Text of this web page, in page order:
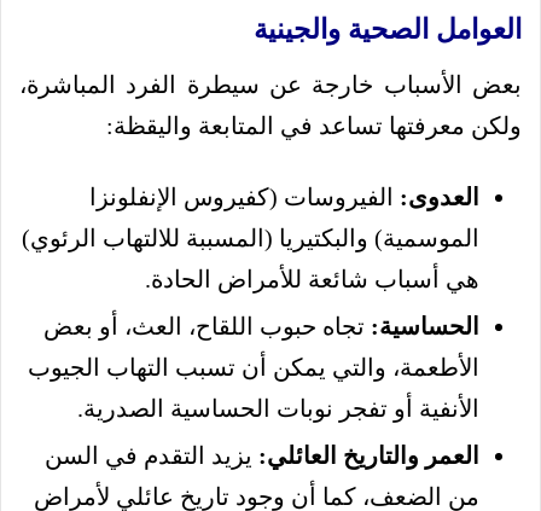
العوامل الصحية والجينية
بعض الأسباب خارجة عن سيطرة الفرد المباشرة،
ولكن معرفتها تساعد في المتابعة واليقظة:
العدوى: الفيروسات (كفيروس الإنفلونزا
الموسمية) والبكتيريا (المسببة للالتهاب الرئوي)
هي أسباب شائعة للأمراض الحادة.
الحساسية: تجاه حبوب اللقاح، العث، أو بعض
الأطعمة، والتي يمكن أن تسبب التهاب الجيوب
الأنفية أو تفجر نوبات الحساسية الصدرية.
العمر والتاريخ العائلي: يزيد التقدم في السن
من الضعف، كما أن وجود تاريخ عائلي لأمراض